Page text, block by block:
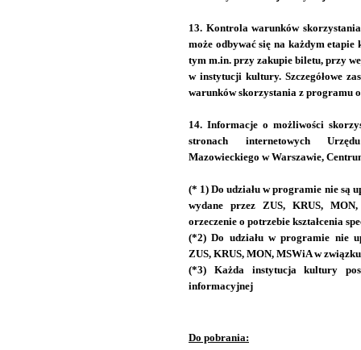
13. Kontrola warunków
może odbywać się na każdym
tym m.in. przy zakupie biletu, przy
w instytucji kultury. Szczegółowe
warunków skorzystania z programu
14. Informacje o możliwości
stronach internetowych
Mazowieckiego w Warszawie,
(* 1) Do udziału w programie nie są
wydane przez ZUS, KRUS,
orzeczenie o potrzebie kształcenia
(*2) Do udziału w programie nie
ZUS, KRUS, MON, MSWiA w
(*3) Każda instytucja kultury
informacyjnej
Do pobrania: